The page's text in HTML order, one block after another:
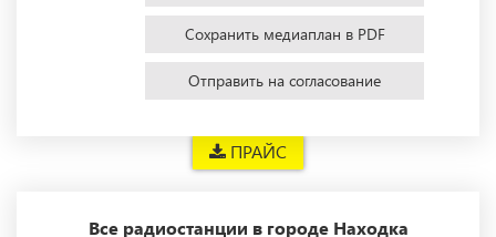
ПРАЙС
Сохранить медиаплан в PDF
Отправить на согласование
Все радиостанции в городе Находка